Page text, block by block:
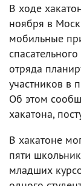
В ходе
ноября в
мобильные
отряда
участников в
Об этом
хакатона,
В хакатоне
пяти
младших